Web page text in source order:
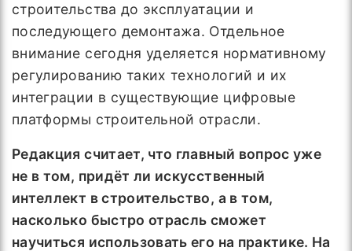
строительства до эксплуатации и
последующего демонтажа. Отдельное
внимание сегодня уделяется нормативному
регулированию таких технологий и их
интеграции в существующие цифровые
платформы строительной отрасли.
Редакция считает, что главный вопрос уже
не в том, придёт ли искусственный
интеллект в строительство, а в том,
насколько быстро отрасль сможет
научиться использовать его на практике. На